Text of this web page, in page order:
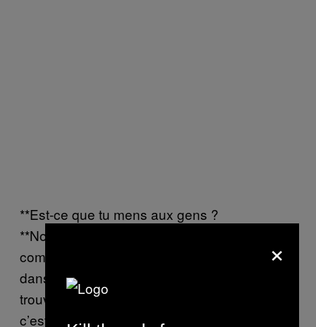
**Est-ce que tu mens aux gens ?
**Non. Je leur donne certaines statistiques,
comme le nombre d’enfants qui travaillent
dans le monde, des informations que l’on
trouve facilement sur Internet. Un mensonge,
c’est souvent un don de perdu. Je ne peux
×